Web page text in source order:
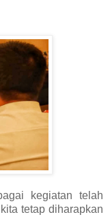
kegiatan telah
tetap diharapkan